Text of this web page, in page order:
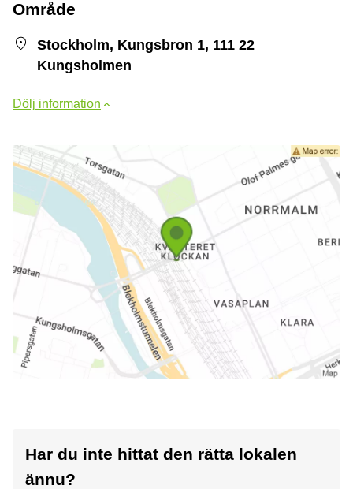
Område
Stockholm, Kungsbron 1, 111 22
Kungsholmen
Dölj information
Har du inte hittat den rätta lokalen
ännu?